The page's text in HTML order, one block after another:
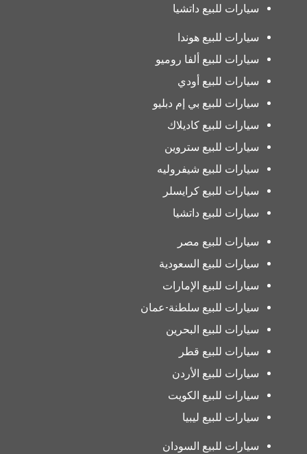
سيارات للبيع داتشيا
سيارات للبيع هوندا
سيارات للبيع ألفا روميو
سيارات للبيع أودي
سيارات للبيع بي إم دبليو
سيارات للبيع كاديلاك
سيارات للبيع ستروين
سيارات للبيع شيفروليه
سيارات للبيع كرايسلر
سيارات للبيع داتشيا
سيارات للبيع مصر
سيارات للبيع السعودية
سيارات للبيع الإمارات
سيارات للبيع سلطنة-عمان
سيارات للبيع البحرين
سيارات للبيع قطر
سيارات للبيع الأردن
سيارات للبيع الكويت
سيارات للبيع ليبيا
سيارات للبيع السودان